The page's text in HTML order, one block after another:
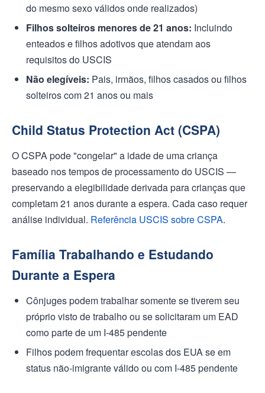
do mesmo sexo válidos onde realizados)
Filhos solteiros menores de 21 anos: Incluindo
enteados e filhos adotivos que atendam aos
requisitos do USCIS
Não elegíveis: Pais, irmãos, filhos casados ou filhos
solteiros com 21 anos ou mais
Child Status Protection Act (CSPA)
O CSPA pode "congelar" a idade de uma criança
baseado nos tempos de processamento do USCIS —
preservando a elegibilidade derivada para crianças que
completam 21 anos durante a espera. Cada caso requer
análise individual. Referência USCIS sobre CSPA.
Família Trabalhando e Estudando
Durante a Espera
Cônjuges podem trabalhar somente se tiverem seu
próprio visto de trabalho ou se solicitaram um EAD
como parte de um I-485 pendente
Filhos podem frequentar escolas dos EUA se em
status não-imigrante válido ou com I-485 pendente